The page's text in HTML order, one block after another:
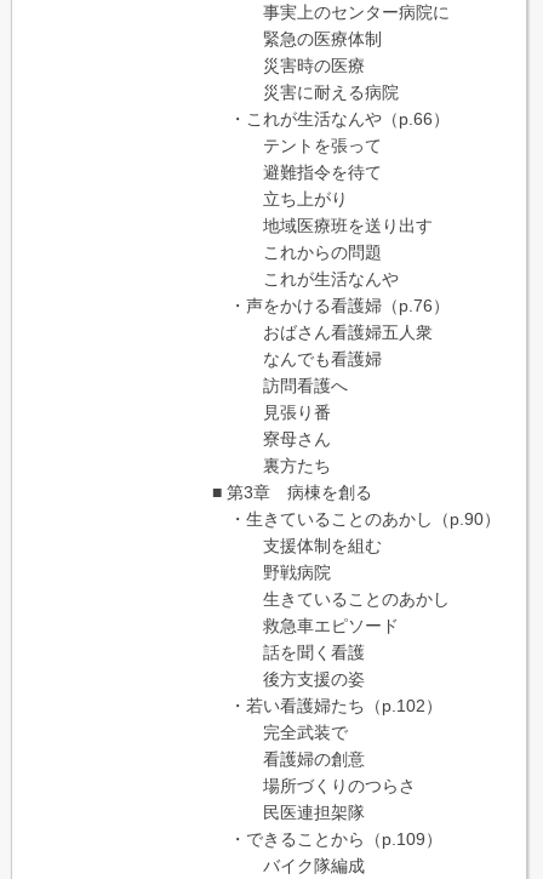
事実上のセンター病院に
緊急の医療体制
災害時の医療
災害に耐える病院
・これが生活なんや（p.66）
テントを張って
避難指令を待て
立ち上がり
地域医療班を送り出す
これからの問題
これが生活なんや
・声をかける看護婦（p.76）
おばさん看護婦五人衆
なんでも看護婦
訪問看護へ
見張り番
寮母さん
裏方たち
■ 第3章 病棟を創る
・生きていることのあかし（p.90）
支援体制を組む
野戦病院
生きていることのあかし
救急車エピソード
話を聞く看護
後方支援の姿
・若い看護婦たち（p.102）
完全武装で
看護婦の創意
場所づくりのつらさ
民医連担架隊
・できることから（p.109）
バイク隊編成